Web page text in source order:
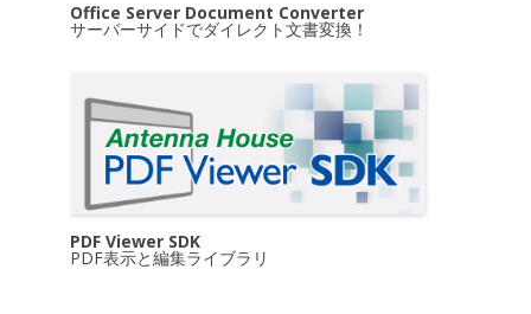
Office Server Document Converter
サーバーサイドでダイレクト文書変換！
PDF Viewer SDK
PDF表示と編集ライブラリ